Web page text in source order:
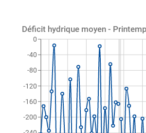
Déficit hydrique moyen -
-200
-160
-120
-80
-40
0